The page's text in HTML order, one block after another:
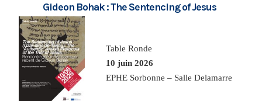
Gideon Bohak : The Sentencing of Jesus
Table Ronde
10 juin 2026
EPHE Sorbonne – Salle Delamarre